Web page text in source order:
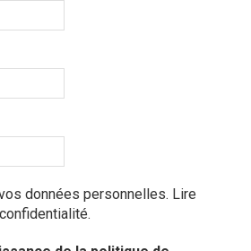
données personnelles. Lire